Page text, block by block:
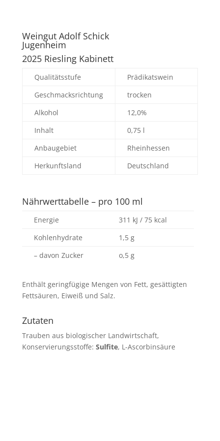
Weingut Adolf Schick
Jugenheim
2025 Riesling Kabinett
Qualitätsstufe
Prädikatswein
Geschmacksrichtung
trocken
Alkohol
12,0%
Inhalt
0,75 l
Anbaugebiet
Rheinhessen
Herkunftsland
Deutschland
Nährwerttabelle – pro 100 ml
Energie
311 kJ / 75 kcal
Kohlenhydrate
1,5 g
– davon Zucker
o,5 g
Enthält geringfügige Mengen von Fett, gesättigten
Fettsäuren, Eiweiß und Salz.
Zutaten
Trauben aus biologischer Landwirtschaft,
Konservierungsstoffe: Sulfite, L-Ascorbinsäure